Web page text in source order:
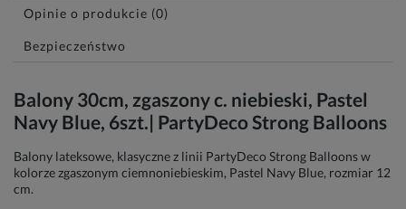
Opinie o produkcie (0)
Bezpieczeństwo
Balony 30cm, zgaszony c. niebieski, Pastel
Navy Blue, 6szt.| PartyDeco Strong Balloons
Balony lateksowe, klasyczne z linii PartyDeco Strong Balloons w
kolorze zgaszonym ciemnoniebieskim, Pastel Navy Blue, rozmiar 12
cm.